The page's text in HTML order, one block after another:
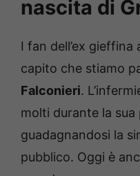
nascita di
I fan dell’ex
capito che stiamo
Falconieri.
molti durante la
guadagnandosi la
pubblico. Oggi è